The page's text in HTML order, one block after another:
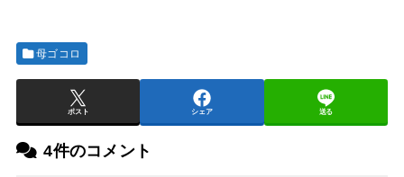
母ゴコロ
ポスト シェア 送る
4件のコメント